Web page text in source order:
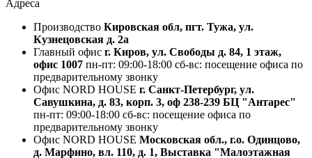
Адреса
Производство Кировская обл, пгт. Тужа, ул.
Кузнецовская д. 2а
Главный офис г. Киров, ул. Свободы д. 84, 1 этаж,
офис 1007 пн-пт: 09:00-18:00 сб-вс: посещение офиса по
предварительному звонку
Офис NORD HOUSE г. Санкт-Петербург, ул.
Савушкина, д. 83, корп. 3, оф 238-239 БЦ "Антарес"
пн-пт: 09:00-18:00 сб-вс: посещение офиса по
предварительному звонку
Офис NORD HOUSE Московская обл., г.о. Одинцово,
д. Марфино, вл. 110, д. 1, Выставка "Малоэтажная